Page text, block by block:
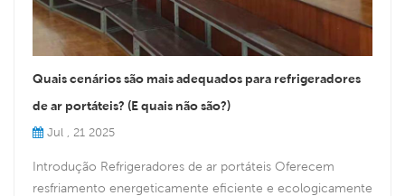
Quais cenários são mais adequados para refrigeradores
de ar portáteis? (E quais não são?)
Jul , 21 2025
Introdução Refrigeradores de ar portáteis Oferecem
resfriamento energeticamente eficiente e ecologicamente